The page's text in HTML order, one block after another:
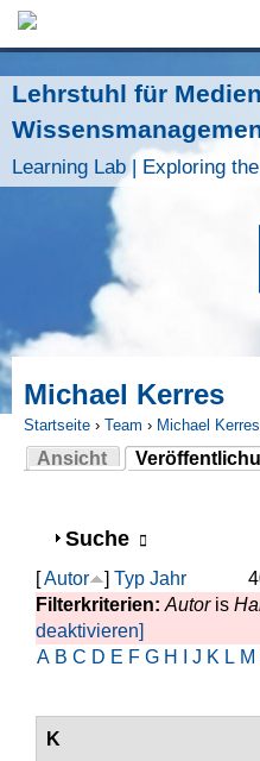
Jump to
Lehrstuhl für
Learning Lab | Exploring
Michael Kerres
Sie sind hier
Startseite › Team › Michael Kerres
Ansicht
(aktiver Reiter)
Anzeigen
Suche
[Autor ] Typ Jahr
Filterkriterien: Autoris
deaktivieren]
A B C D E F G H J K L M
K